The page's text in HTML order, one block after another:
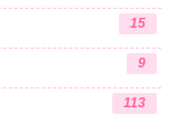
15
9
113